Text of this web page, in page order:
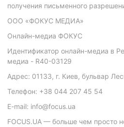
получения письменного
ООО «ФОКУС МЕДИА»
Онлайн-медиа ФОКУС
Идентификатор онлайн-медиа в
медиа - R40-03129
Адрес: 01133, г. Киев, бульвар
Телефон: +38 044 207 45 54
E-mail: info@focus.ua
FOCUS.UA — больше чем просто